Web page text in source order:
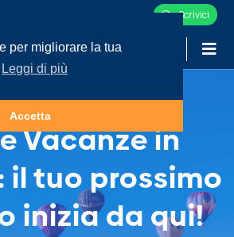
per migliorare la tua
Leggi di più
Accetta
Scrivici
Vacanze in
il tuo prossimo
inizia da qui!